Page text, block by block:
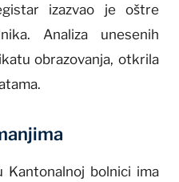
izazvao je oštre
Analiza unesenih
obrazovanja, otkrila
Kantonalnoj bolnici ima